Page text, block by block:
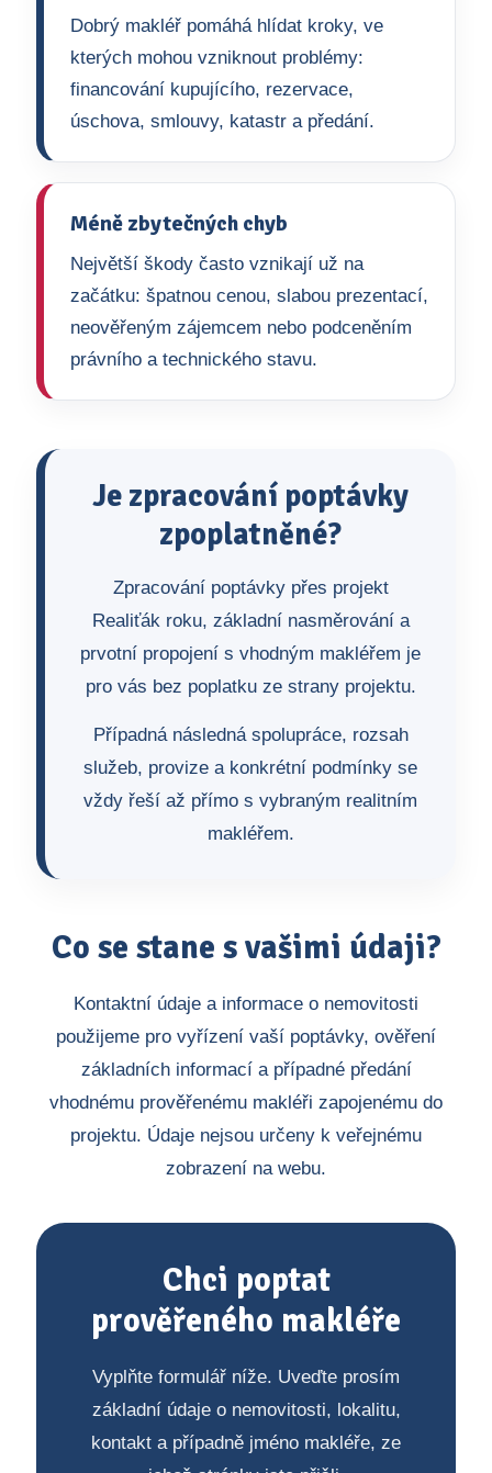
Dobrý makléř pomáhá hlídat kroky, ve
kterých mohou vzniknout problémy:
financování kupujícího, rezervace,
úschova, smlouvy, katastr a předání.
Méně zbytečných chyb
Největší škody často vznikají už na
začátku: špatnou cenou, slabou prezentací,
neověřeným zájemcem nebo podceněním
právního a technického stavu.
Je zpracování poptávky
zpoplatněné?
Zpracování poptávky přes projekt
Realiťák roku, základní nasměrování a
prvotní propojení s vhodným makléřem je
pro vás bez poplatku ze strany projektu.
Případná následná spolupráce, rozsah
služeb, provize a konkrétní podmínky se
vždy řeší až přímo s vybraným realitním
makléřem.
Co se stane s vašimi údaji?
Kontaktní údaje a informace o nemovitosti
použijeme pro vyřízení vaší poptávky, ověření
základních informací a případné předání
vhodnému prověřenému makléři zapojenému do
projektu. Údaje nejsou určeny k veřejnému
zobrazení na webu.
Chci poptat
prověřeného makléře
Vyplňte formulář níže. Uveďte prosím
základní údaje o nemovitosti, lokalitu,
kontakt a případně jméno makléře, ze